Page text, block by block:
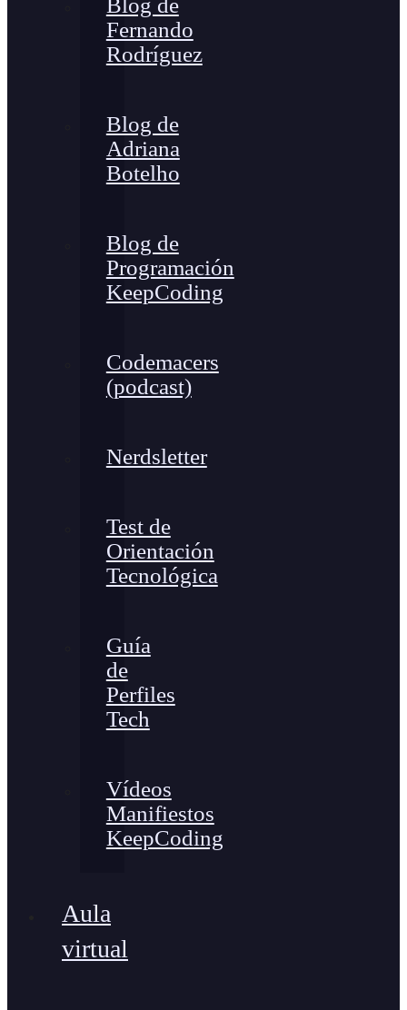
Blog de
Fernando
Rodríguez
Blog de
Adriana
Botelho
Blog de
Programación
KeepCoding
Codemacers
(podcast)
Nerdsletter
Test de
Orientación
Tecnológica
Guía
de
Perfiles
Tech
Vídeos
Manifiestos
KeepCoding
Aula
virtual